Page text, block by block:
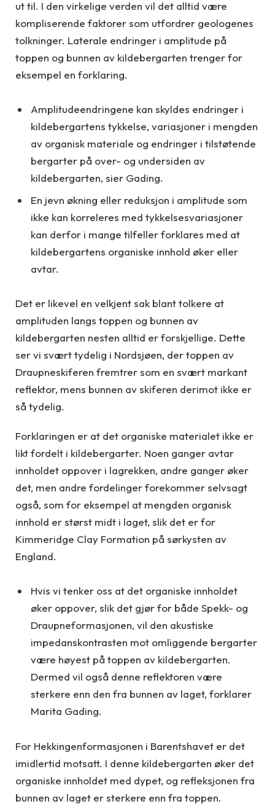
ut til. I den virkelige verden vil det alltid være
kompliserende faktorer som utfordrer geologenes
tolkninger. Laterale endringer i amplitude på
toppen og bunnen av kildebergarten trenger for
eksempel en forklaring.
Amplitudeendringene kan skyldes endringer i
kildebergartens tykkelse, variasjoner i mengden
av organisk materiale og endringer i tilstøtende
bergarter på over- og undersiden av
kildebergarten, sier Gading.
En jevn økning eller reduksjon i amplitude som
ikke kan korreleres med tykkelsesvariasjoner
kan derfor i mange tilfeller forklares med at
kildebergartens organiske innhold øker eller
avtar.
Det er likevel en velkjent sak blant tolkere at
amplituden langs toppen og bunnen av
kildebergarten nesten alltid er forskjellige. Dette
ser vi svært tydelig i Nordsjøen, der toppen av
Draupneskiferen fremtrer som en svært markant
reflektor, mens bunnen av skiferen derimot ikke er
så tydelig.
Forklaringen er at det organiske materialet ikke er
likt fordelt i kildebergarter. Noen ganger avtar
innholdet oppover i lagrekken, andre ganger øker
det, men andre fordelinger forekommer selvsagt
også, som for eksempel at mengden organisk
innhold er størst midt i laget, slik det er for
Kimmeridge Clay Formation på sørkysten av
England.
Hvis vi tenker oss at det organiske innholdet
øker oppover, slik det gjør for både Spekk- og
Draupneformasjonen, vil den akustiske
impedanskontrasten mot omliggende bergarter
være høyest på toppen av kildebergarten.
Dermed vil også denne reflektoren være
sterkere enn den fra bunnen av laget, forklarer
Marita Gading.
For Hekkingenformasjonen i Barentshavet er det
imidlertid motsatt. I denne kildebergarten øker det
organiske innholdet med dypet, og refleksjonen fra
bunnen av laget er sterkere enn fra toppen.